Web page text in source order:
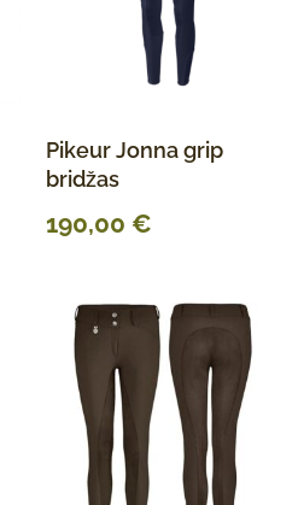
Pikeur Jonna grip
bridžas
190,00 €